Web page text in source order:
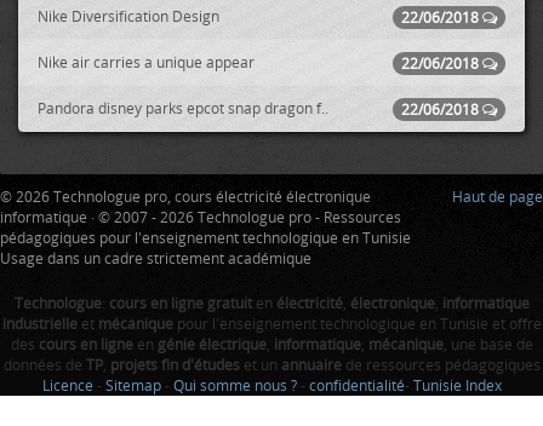
22/06/2018
Nike Diversification Design
22/06/2018
Nike air carries a unique appear
22/06/2018
Pandora disney parks epcot snap dragon f..
Haut de page
© 2026 Technologue pro, cours électricité électronique
informatique · © 2007 - 2026 Technologue pro - Ressources
pédagogiques pour l'enseignement technologique en Tunisie
Usage dans un cadre strictement académique
Technologue: cours en ligne gratuiten électricité, électronique, informatique
industrielleet mécaniquepour l'enseignement technologique en Tunisie et offre
des cours en ligneen génie électrique, informatique, mécanique, une base de
données de TP, projets fin d'étudeset un annuairede ressources pédagogiques
Licence - Sitemap - Qui somme nous ? - confidentialité- Tunisie Index